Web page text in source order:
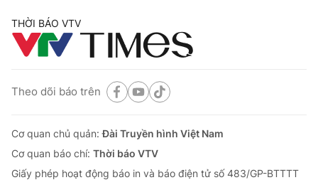
THỜI BÁO VTV
Theo dõi báo trên
Cơ quan chủ quản:Đài Truyền hình Việt Nam
Cơ quan báo chí: Thời báo VTV
Giấy phép hoạt động báo in và báo điện tử số 483/GP-BTTTT